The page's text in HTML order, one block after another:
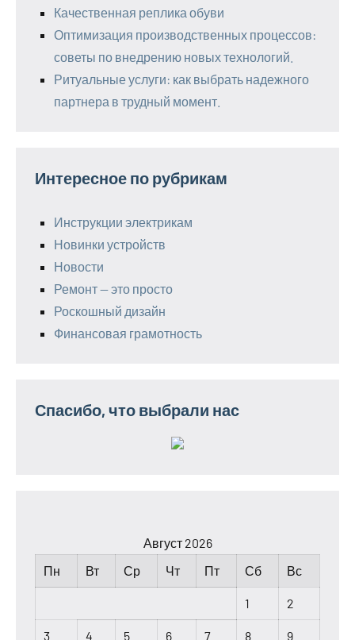
Качественная реплика обуви
Оптимизация производственных процессов:
советы по внедрению новых технологий.
Ритуальные услуги: как выбрать надежного
партнера в трудный момент.
Интересное по рубрикам
Инструкции электрикам
Новинки устройств
Новости
Ремонт — это просто
Роскошный дизайн
Финансовая грамотность
Спасибо, что выбрали нас
Август 2026
Пн
Вт Ср Чт Пт Сб Вс
1 2
3 4 5 6 7 8 9